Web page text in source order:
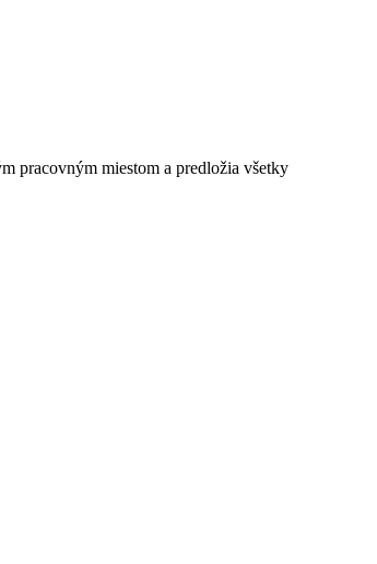
pracovným miestom a predložia všetky